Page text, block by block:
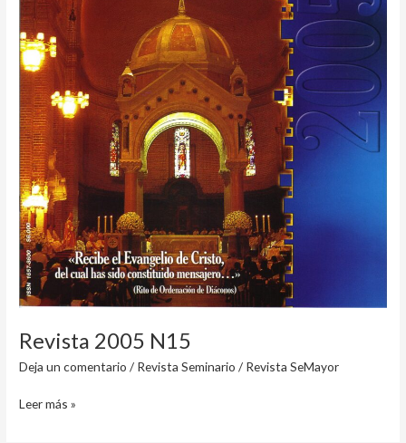
Revista 2005 N15
Deja un comentario / Revista Seminario / Revista SeMayor
Leer más »